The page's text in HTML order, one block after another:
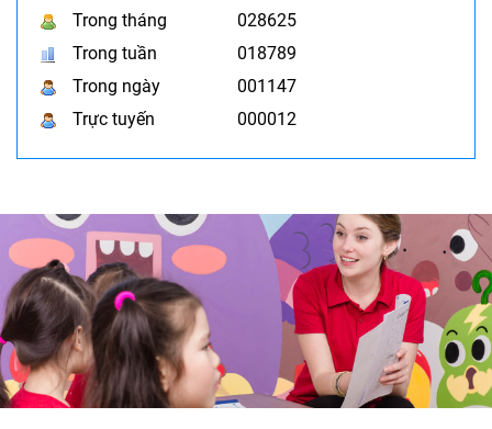
Trong tháng
028625
Trong tuần
018789
Trong ngày
001147
Trực tuyến
000012